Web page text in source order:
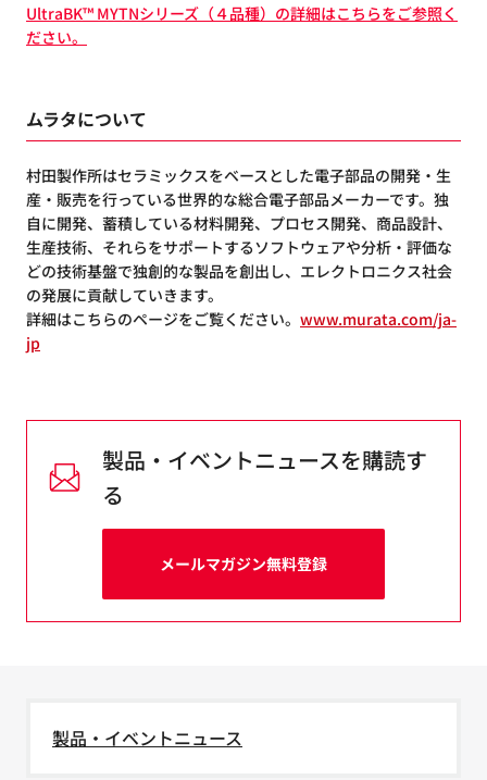
UltraBK™ MYTNシリーズ（４品種）の詳細はこちらをご参照く
ださい。
ムラタについて
村田製作所はセラミックスをベースとした電子部品の開発・生
産・販売を行っている世界的な総合電子部品メーカーです。独
自に開発、蓄積している材料開発、プロセス開発、商品設計、
生産技術、それらをサポートするソフトウェアや分析・評価な
どの技術基盤で独創的な製品を創出し、エレクトロニクス社会
の発展に貢献していきます。
詳細はこちらのページをご覧ください。 www.murata.com/ja-
jp
製品・イベントニュースを購読す
る
メールマガジン無料登録
製品・イベントニュース